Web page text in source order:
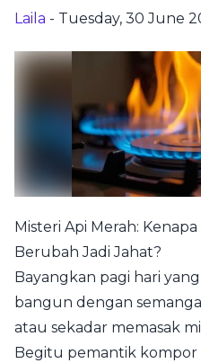
Laila - Tuesday, 30 June
Misteri Api Merah:
Berubah Jadi Jahat?
Bayangkan pagi hari
bangun dengan
atau sekadar memasak
Begitu pemantik